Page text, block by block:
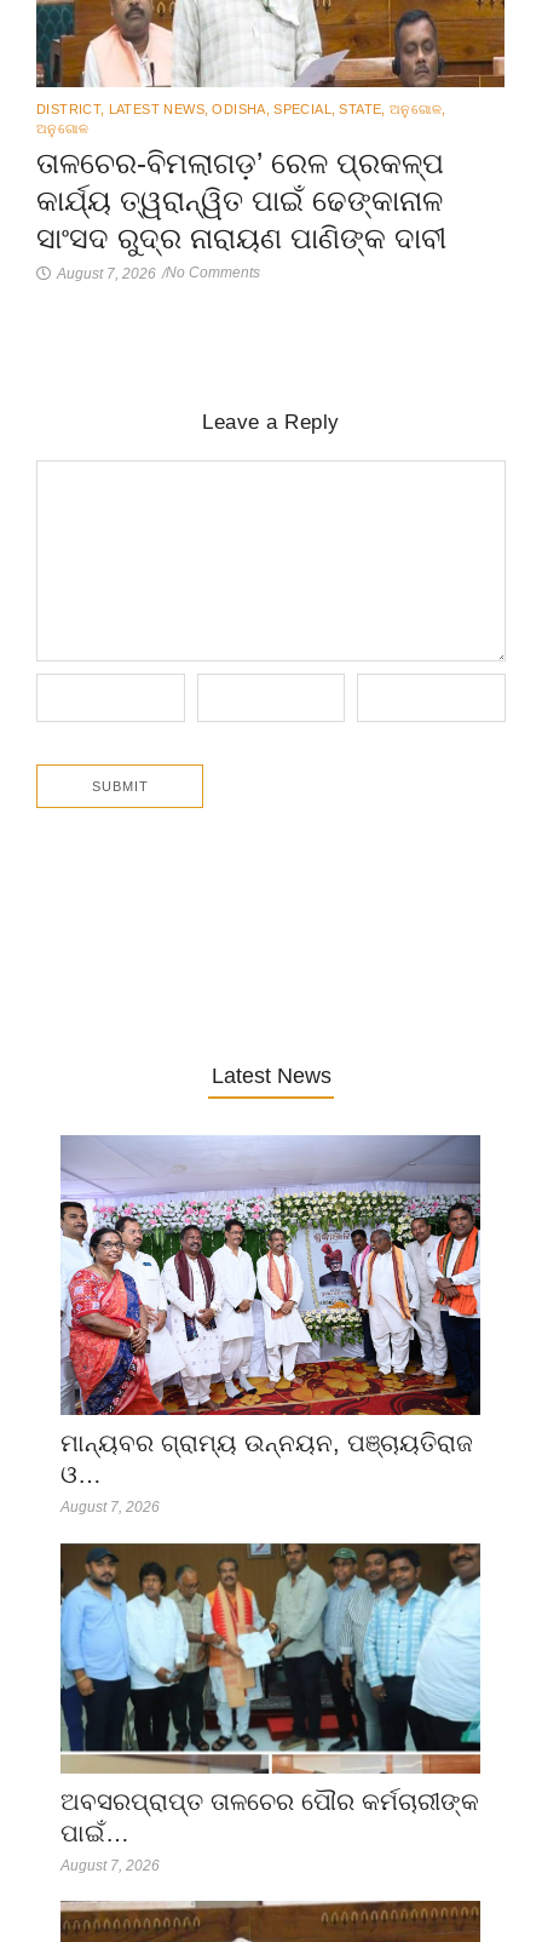
DISTRICT, LATEST NEWS ODISHA SPECIAL STATE ଅନୁଗୋଳ
ଅନୁଗୋଳ
ତାଳଚେର-ବିମଲାଗଡ଼’ ରେଳ ପ୍ରକଳ୍ପ
କାର୍ଯ୍ୟ ତ୍ୱରାନ୍ୱିତ ପାଇଁ ଢେଙ୍କାନାଳ
ସାଂସଦ ରୁଦ୍ର ନାରାୟଣ ପାଣିଙ୍କ ଦାବୀ
August 7, 2026 /No Comments
Leave a Reply
Latest News
ମାନ୍ୟବର ଗ୍ରାମ୍ୟ ଉନ୍ନୟନ, ପଞ୍ଚାୟତିରାଜ
ଓ…
August 7, 2026
ଅବସରପ୍ରାପ୍ତ ତାଳଚେର ପୌର କର୍ମଚାରୀଙ୍କ
ପାଇଁ…
August 7, 2026